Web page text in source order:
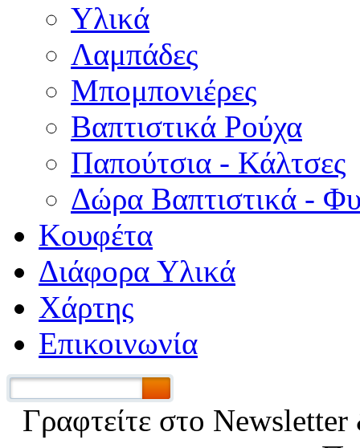
Υλικά
Λαμπάδες
Μπομπονιέρες
Βαπτιστικά Ρούχα
Παπούτσια - Κάλτσες
Δώρα Βαπτιστικά -
Κουφέτα
Διάφορα Υλικά
Χάρτης
Επικοινωνία
Γραφτείτε στο Νewsletter